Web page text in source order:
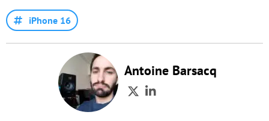
iPhone 16
Antoine Barsacq
TwitterLinkedIn